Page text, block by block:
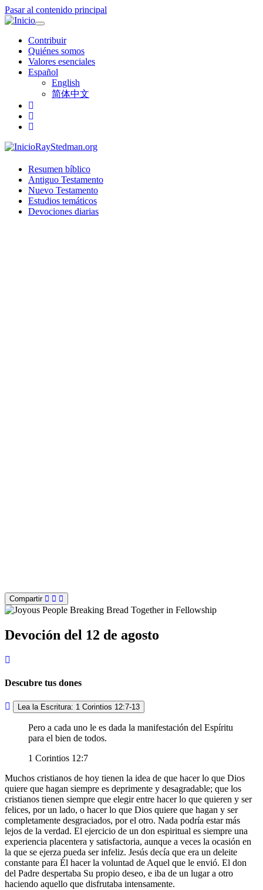
Pasar al contenido principal
Toggle
navigation
Contribuir
Quiénes somos
Valores esenciales
Español
English
简体中文
RayStedman.org
Resumen bíblico
Antiguo Testamento
Nuevo Testamento
Estudios temáticos
Devociones diarias
Compartir
Devoción del 12 de agosto
Descubre tus dones
Lea la Escritura: 1 Corintios 12:7-13
Pero a cada uno le es dada la manifestación del Espíritu
para el bien de todos.
1 Corintios 12:7
Muchos cristianos de hoy tienen la idea de que hacer lo que Dios
quiere que hagan siempre es deprimente y desagradable; que los
cristianos tienen siempre que elegir entre hacer lo que quieren y ser
felices, por un lado, o hacer lo que Dios quiere que hagan y ser
completamente desgraciados, por el otro. Nada podría estar más
lejos de la verdad. El ejercicio de un don espiritual es siempre una
experiencia placentera y satisfactoria, aunque a veces la ocasión en
la que se ejerza pueda ser infeliz. Jesús decía que era un deleite
constante para Él hacer la voluntad de Aquel que le envió. El don
del Padre despertaba Su propio deseo, e iba de un lugar a otro
haciendo aquello que disfrutaba intensamente.